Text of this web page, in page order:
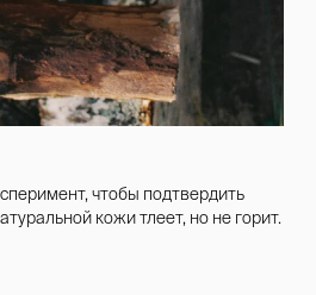
чтобы подтвердить
кожи тлеет, но не горит.